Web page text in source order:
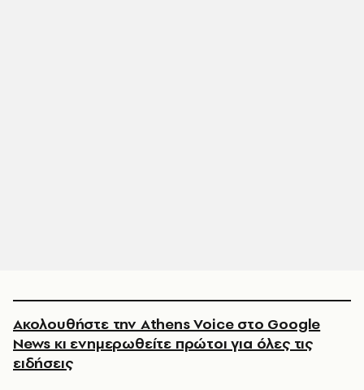
Ακολουθήστε την Athens Voice στο Google
News κι ενημερωθείτε πρώτοι για όλες τις
ειδήσεις